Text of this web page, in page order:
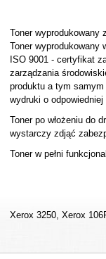
Toner wyprodukowany
Toner wyprodukowany
ISO 9001 - certyfikat
zarządzania
produktu a tym
wydruki o
Toner po włożeniu do
wystarczy zdjąć
Toner w pełni
Xerox 3250, Xerox